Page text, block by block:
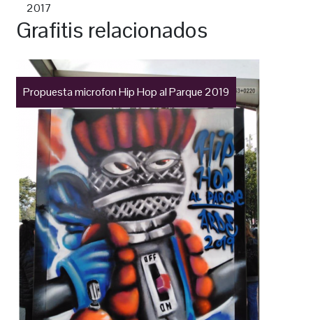
2017
Grafitis relacionados
Propuesta microfon Hip Hop al Parque 2019